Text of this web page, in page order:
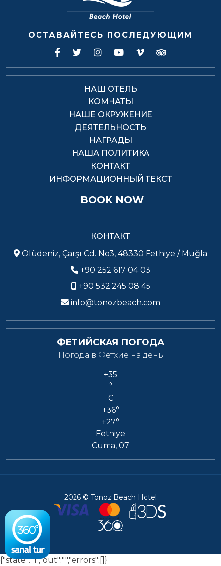
ОСТАВАЙТЕСЬ ПОСЛЕДУЮЩИМ
НАШ ОТЕЛЬ
КОМНАТЫ
НАШЕ ОКРУЖЕНИЕ
ДЕЯТЕЛЬНОСТЬ
НАГРАДЫ
НАША ПОЛИТИКА
КОНТАКТ
ИНФОРМАЦИОННЫЙ ТЕКСТ
BOOK NOW
КОНТАКТ
Ölüdeniz, Çarşı Cd. No3, 48330 Fethiye / Muğla
+90 252 617 04 03
+90 532 245 08 45
info@tonozbeach.com
ФЕТИЙСКАЯ ПОГОДА
Погода в Фетхие на день
+35
°
C
+36°
+27°
Fethiye
Cuma, 07
2026 © Tonoz Beach Hotel
{"state":"1","out":"","errors":[]}